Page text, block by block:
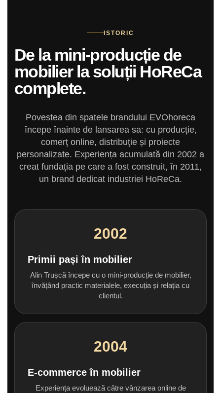
ISTORIC
De la mini-producție de
mobilier la soluții HoReCa
complete.
Povestea din spatele brandului EVOhoreca
începe înainte de lansarea sa: cu producție,
comerț online, distribuție și proiecte
personalizate. Experiența acumulată din 2002 a
creat fundația pe care a fost construit, în 2011,
un brand dedicat industriei HoReCa.
2002
Primii pași în mobilier
Alin Trușcă începe cu o mini-producție de mobilier,
învățând practic materialele, execuția și relația cu
clientul.
2004
E-commerce în mobilier
Experiența evoluează către vânzarea online de